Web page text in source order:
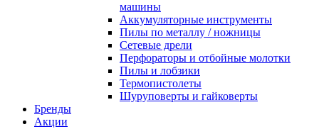
машины
Аккумуляторные инструменты
Пилы по металлу / ножницы
Сетевые дрели
Перфораторы и отбойные молотки
Пилы и лобзики
Термопистолеты
Шуруповерты и гайковерты
Бренды
Акции